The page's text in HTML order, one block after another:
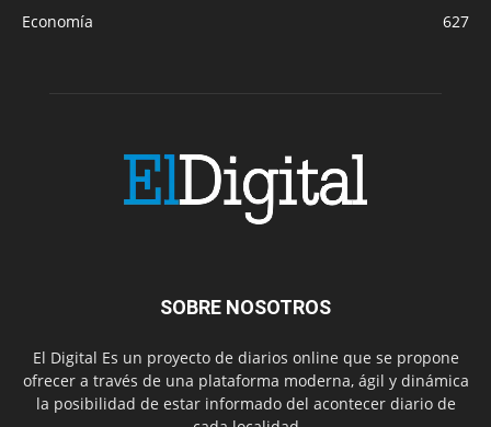
Economía
627
SOBRE NOSOTROS
El Digital Es un proyecto de diarios online que se propone
ofrecer a través de una plataforma moderna, ágil y dinámica
la posibilidad de estar informado del acontecer diario de